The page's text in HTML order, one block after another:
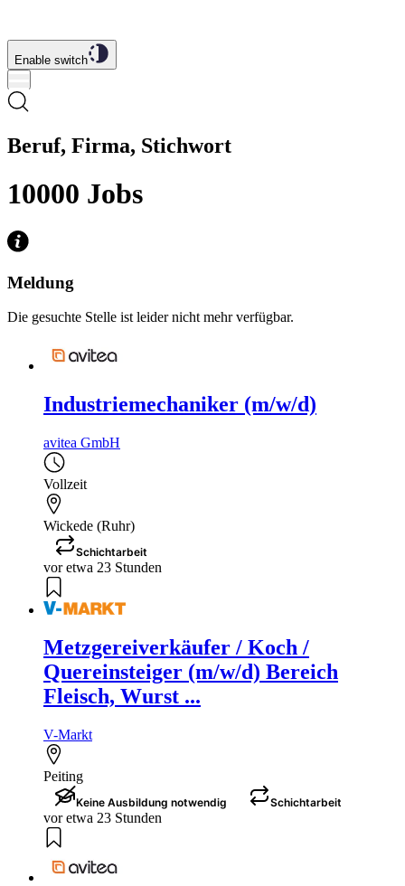
Enable switch
Beruf, Firma, Stichwort
10000 Jobs
Meldung
Die gesuchte Stelle ist leider nicht mehr verfügbar.
Industriemechaniker (m/w/d)
avitea GmbH
Vollzeit
Wickede (Ruhr)
Schichtarbeit
vor etwa 23 Stunden
Metzgereiverkäufer / Koch /
Quereinsteiger (m/w/d) Bereich
Fleisch, Wurst ...
V-Markt
Peiting
Keine Ausbildung notwendig Schichtarbeit
vor etwa 23 Stunden